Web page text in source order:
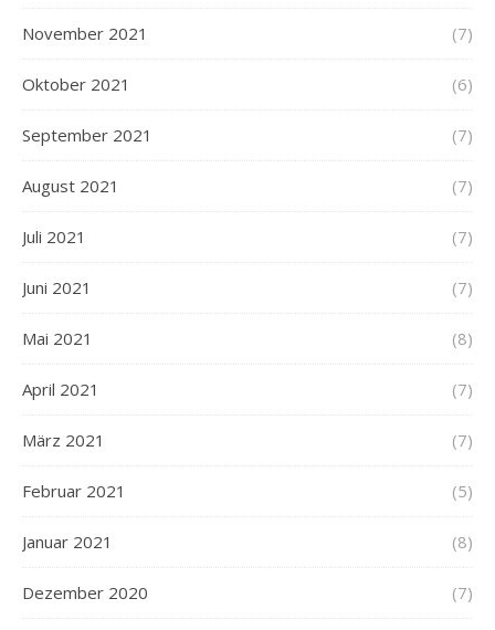
November 2021 (7)
Oktober 2021 (6)
September 2021 (7)
August 2021 (7)
Juli 2021 (7)
Juni 2021 (7)
Mai 2021 (8)
April 2021 (7)
März 2021 (7)
Februar 2021 (5)
Januar 2021 (8)
Dezember 2020 (7)